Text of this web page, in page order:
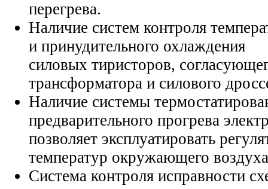
перегрева.
Наличие систем контроля
и принудительного охлаждения
силовых тиристоров,
трансформатора и силового
Наличие системы
предварительного прогрева
позволяет эксплуатировать
температур окружающего
Система контроля исправности